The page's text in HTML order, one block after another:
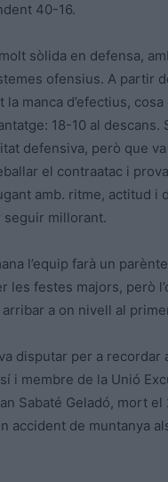
40-16.
sòlida en defensa,
ofensius. A partir
la manca d’efectius,
18-10 al descans.
defensiva, però que va
el contraatac i
amb. ritme, actitud i
seguir millorant.
l’equip farà un
les festes majors, però
a on nivell al
disputar per a recordar
i membre de la Unió
Sabaté Geladó, mort
accident de muntanya